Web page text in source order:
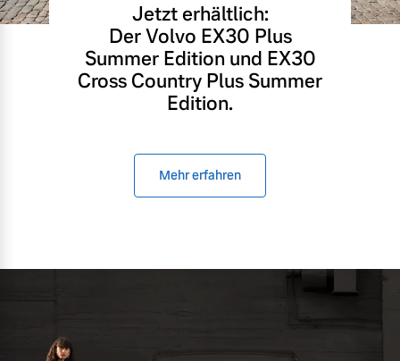
Jetzt erhältlich:
Der Volvo EX30 Plus
Summer Edition und EX30
Cross Country Plus Summer
Edition.
Mehr erfahren